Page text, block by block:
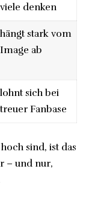
viele denken
hängt stark vom
Image ab
lohnt sich bei
treuer Fanbase
sind, ist das
– und nur,